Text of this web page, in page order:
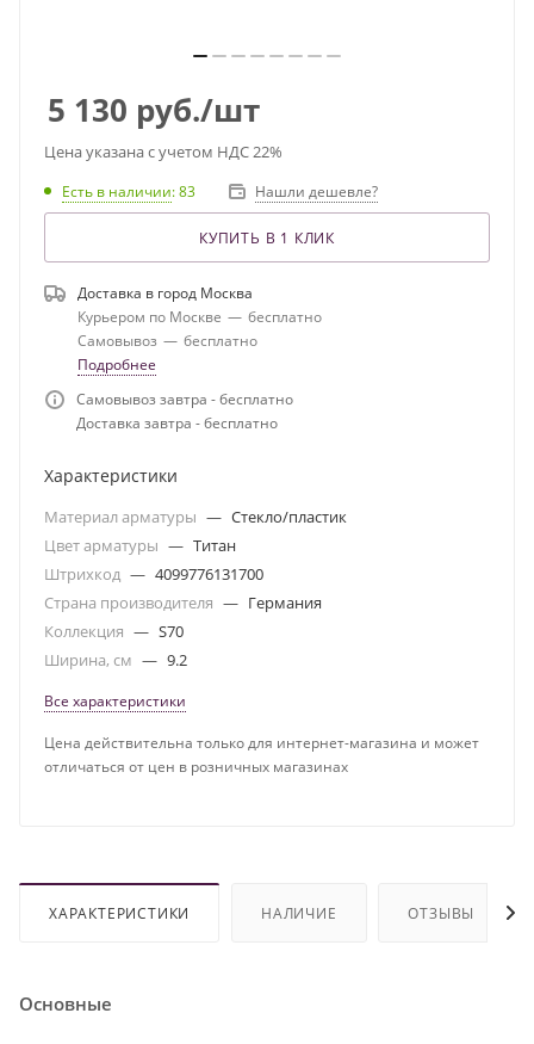
5 130 руб./шт
Цена указана с учетом НДС 22%
Есть в наличии: 83 Нашли дешевле?
КУПИТЬ В 1 КЛИК
Доставка в город Москва
Курьером по Москве — бесплатно
Самовывоз — бесплатно
Подробнее
Самовывоз завтра - бесплатно
Доставка завтра - бесплатно
Характеристики
Материал арматуры — Стекло/пластик
Цвет арматуры — Титан
Штрихкод — 4099776131700
Страна производителя — Германия
Коллекция — S70
Ширина, см — 9.2
Все характеристики
Цена действительна только для интернет-магазина и может
отличаться от цен в розничных магазинах
ХАРАКТЕРИСТИКИ НАЛИЧИЕ ОТЗЫВЫ
Основные